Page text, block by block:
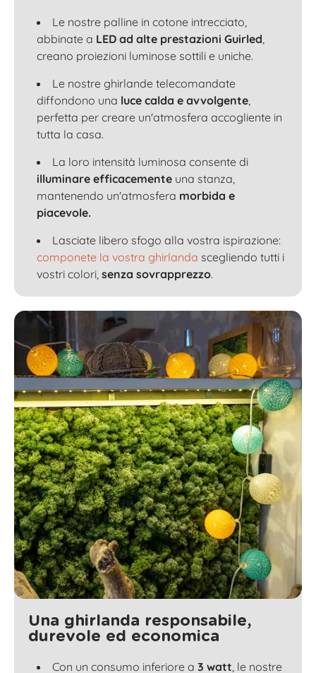
Le nostre palline in cotone intrecciato,
abbinate a LED ad alte prestazioni Guirled
creano proiezioni luminose sottili e uniche.
Le nostre ghirlande telecomandate
diffondono una luce calda e avvolgente
perfetta per creare un'atmosfera accogliente in
tutta la casa.
La loro intensità luminosa consente di
illuminare efficacemente una stanza,
mantenendo un'atmosfera morbida e
piacevole.
Lasciate libero sfogo alla vostra ispirazione:
componete la vostra ghirlanda scegliendo tutti i
vostri colori, senza sovrapprezzo.
Una ghirlanda responsabile,
durevole ed economica
Con un consumo inferiore a 3 watt , le nostre